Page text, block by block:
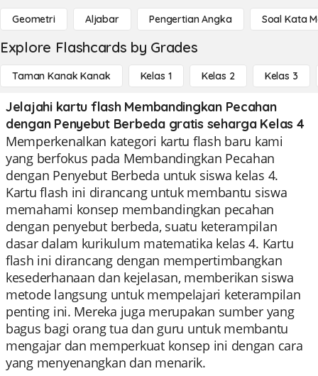
Geometri Aljabar Pengertian Angka Soal Kata
Explore Flashcards by Grades
Taman Kanak Kanak Kelas 1 Kelas 2 Kelas 3
Jelajahi kartu flash Membandingkan Pecahan
dengan Penyebut Berbeda gratis seharga Kelas 4
Memperkenalkan kategori kartu flash baru kami
yang berfokus pada Membandingkan Pecahan
dengan Penyebut Berbeda untuk siswa kelas 4.
Kartu flash ini dirancang untuk membantu siswa
memahami konsep membandingkan pecahan
dengan penyebut berbeda, suatu keterampilan
dasar dalam kurikulum matematika kelas 4. Kartu
flash ini dirancang dengan mempertimbangkan
kesederhanaan dan kejelasan, memberikan siswa
metode langsung untuk mempelajari keterampilan
penting ini. Mereka juga merupakan sumber yang
bagus bagi orang tua dan guru untuk membantu
mengajar dan memperkuat konsep ini dengan cara
yang menyenangkan dan menarik.